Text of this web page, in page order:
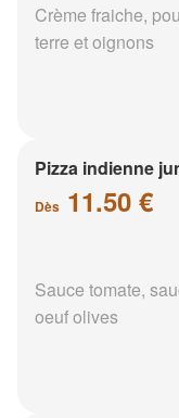
Crème fraiche,
terre et oignons
Pizza indienne
Dès 11.50 €
Sauce tomate,
oeuf olives